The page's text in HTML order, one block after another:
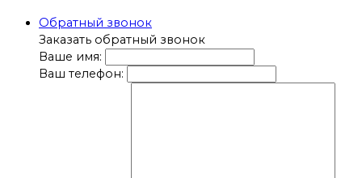
Обратный звонок
Заказать обратный звонок
Ваше имя:
Ваш телефон: